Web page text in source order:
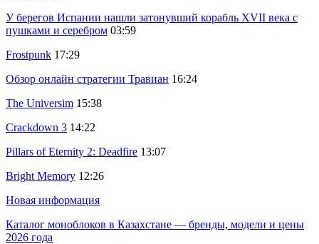
У берегов Испании нашли затонувший корабль XVII века с
пушками и серебром 03:59
Frostpunk 17:29
Обзор онлайн стратегии Травиан 16:24
The Universim 15:38
Crackdown 3 14:22
Pillars of Eternity 2: Deadfire 13:07
Bright Memory 12:26
Новая информация
Каталог моноблоков в Казахстане — бренды, модели и цены
2026 года